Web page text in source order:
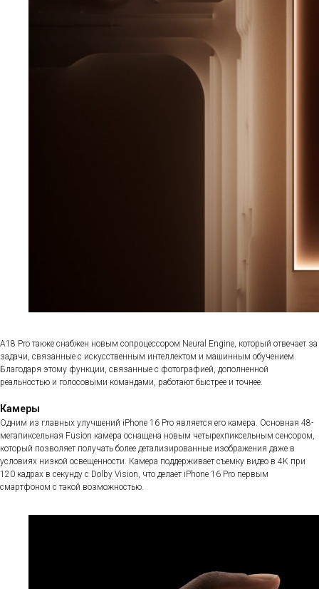
A18 Pro также снабжен новым сопроцессором Neural Engine, который отвечает за
задачи, связанные с искусственным интеллектом и машинным обучением.
Благодаря этому функции, связанные с фотографией, дополненной
реальностью и голосовыми командами, работают быстрее и точнее.
Камеры
Одним из главных улучшений iPhone 16 Pro является его камера. Основная 48-
мегапиксельная Fusion камера оснащена новым четырехпиксельным сенсором,
который позволяет получать более детализированные изображения даже в
условиях низкой освещенности. Камера поддерживает съемку видео в 4K при
120 кадрах в секунду с Dolby Vision, что делает iPhone 16 Pro первым
смартфоном с такой возможностью.